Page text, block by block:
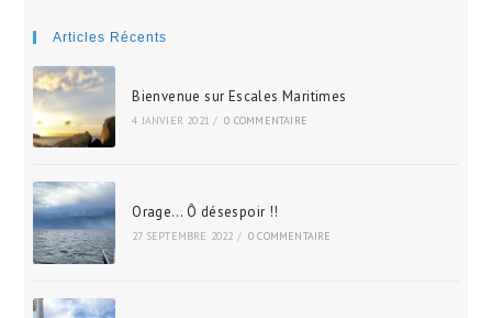
Articles Récents
Bienvenue sur Escales Maritimes
4 JANVIER 2021 / 0 COMMENTAIRE
Orage… Ô désespoir !!
27 SEPTEMBRE 2022 / 0 COMMENTAIRE